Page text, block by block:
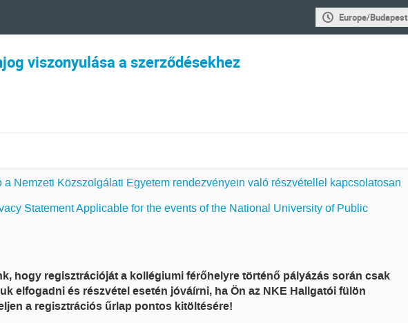
Europe/Budapest
viszonyulása a szerződésekhez
a Nemzeti Közszolgálati Egyetem rendezvényein való részvétellel kapcsolatosan
Statement Applicable for the events of the National University of Public
hogy regisztrációját a kollégiumi férőhelyre történő pályázás során csak
elfogadni és részvétel esetén jóváírni, ha Ön az NKE Hallgatói fülön
a regisztrációs űrlap pontos kitöltésére!